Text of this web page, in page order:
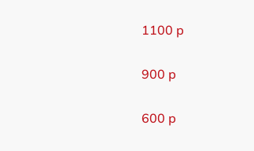
1100 р
900 р
600 р